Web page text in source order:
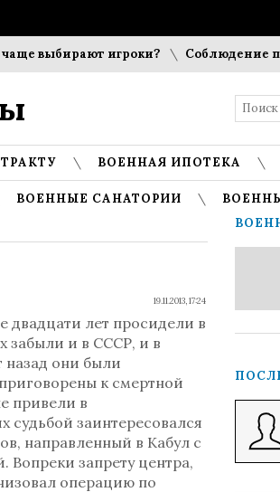
выбирают игроки? Соблюдение
ВОЕННАЯ ИПОТЕКА
ВОЕННЫЕ САНАТОРИИ
19.11.2013, 17:24
двадцати лет просидели в
забыли и в СССР, и в
назад они были
к смертной
привели в
судьбой заинтересовался
направленный в Кабул с
запрету центра,
операцию по